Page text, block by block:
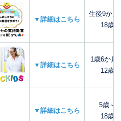
▼詳細はこちら
生後9か月
18歳
▼詳細はこちら
1歳6か月
12歳
▼詳細はこちら
5歳～
18歳